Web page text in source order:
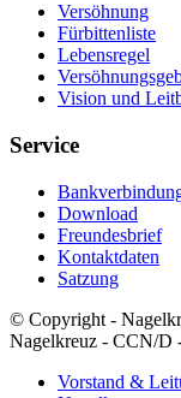
Versöhnung
Fürbittenliste
Lebensregel
Vision und
Service
Download
Freundesbrief
Kontaktdaten
Satzung
© Copyright -
Nagelkreuz - CCN/D
Vorstand &